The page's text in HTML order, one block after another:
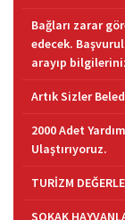
Bağları zarar
edecek.
arayıp
Artık Sizler
2000 Adet
Ulaştırıyoruz.
TURİZM
SOKAK